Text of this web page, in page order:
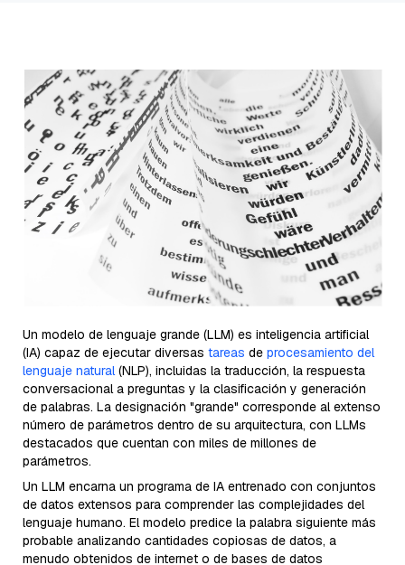
Un modelo de lenguaje grande (LLM) es inteligencia artificial
(IA) capaz de ejecutar diversas tareas de procesamiento del
lenguaje natural(NLP), incluidas la traducción, la respuesta
conversacional a preguntas y la clasificación y generación
de palabras. La designación "grande" corresponde al extenso
número de parámetros dentro de su arquitectura, con LLMs
destacados que cuentan con miles de millones de
parámetros.
Un LLM encarna un programa de IA entrenado con conjuntos
de datos extensos para comprender las complejidades del
lenguaje humano. El modelo predice la palabra siguiente más
probable analizando cantidades copiosas de datos, a
menudo obtenidos de internet o de bases de datos